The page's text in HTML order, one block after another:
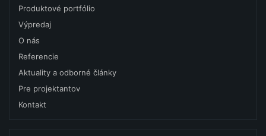
Produktové portfólio
Výpredaj
O nás
Referencie
Aktuality a odborné články
Pre projektantov
Kontakt